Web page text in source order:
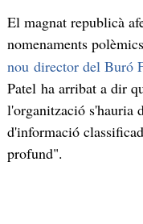
El magnat republicà
nomenaments polèmics
nou director del Buró
Patel ha arribat a dir
l'organització s'hauria
d'informació
profund".